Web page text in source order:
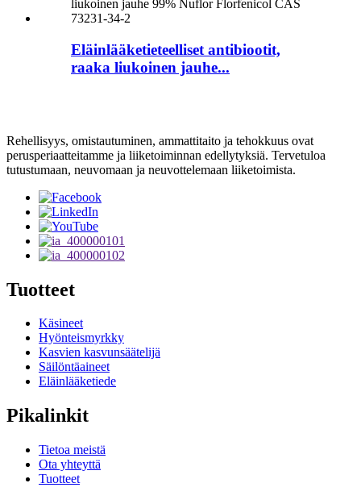
Eläinlääketieteelliset antibiootit,
raaka liukoinen jauhe...
Rehellisyys, omistautuminen, ammattitaito ja tehokkuus ovat
perusperiaatteitamme ja liiketoiminnan edellytyksiä. Tervetuloa
tutustumaan, neuvomaan ja neuvottelemaan liiketoimista.
Tuotteet
Käsineet
Hyönteismyrkky
Kasvien kasvunsäätelijä
Säilöntäaineet
Eläinlääketiede
Pikalinkit
Tietoa meistä
Ota yhteyttä
Tuotteet